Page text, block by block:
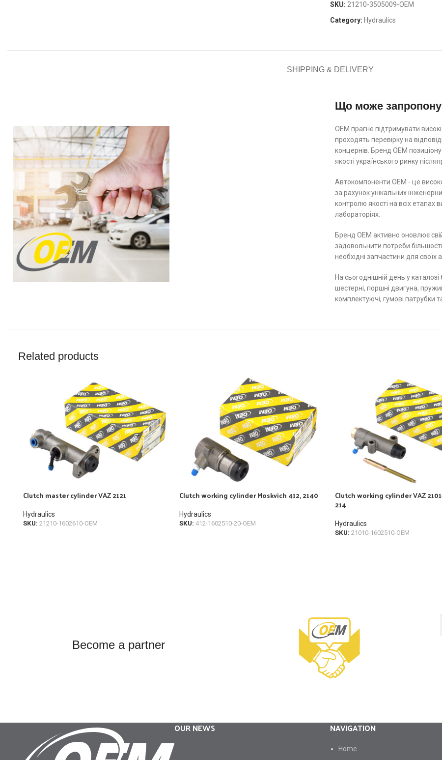
SKU: 21210-3505009-OEM
Category: Hydraulics
SHIPPING & DELIVERY
Що може
ОЕМ прагне підтримувати високі
проходять перевірку на
концернів. Бренд ОЕМ
якості українського ринку
Автокомпоненти ОЕМ - це
за рахунок унікальних
контролю якості на всіх етапах
лабораторіях.
Бренд ОЕМ активно оновлює
задовольнити потреби
необхідні запчастини для своїх
На сьогоднішній день у
шестерні, поршні двигуна,
комплектуючі, гумові патрубки
Related products
Clutch master cylinder VAZ 2121
Hydraulics
SKU: 21210-1602610-OEM
Clutch working cylinder Moskvich 412, 2140
Hydraulics
SKU: 412-1602510-20-OEM
Clutch working cylinder VAZ
214
Hydraulics
SKU: 21010-1602510-OEM
Become a partner
OUR NEWS NAVIGATION
Ноme